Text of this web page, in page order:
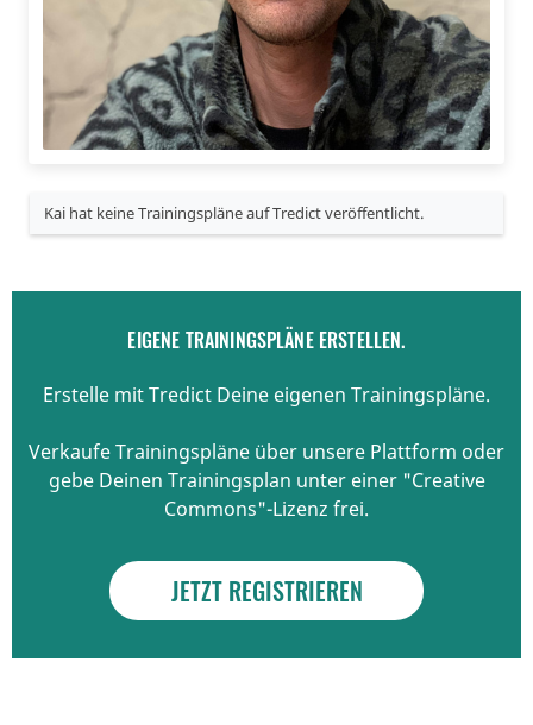
Kai hat keine Trainingspläne auf Tredict veröffentlicht.
EIGENE TRAININGSPLÄNE ERSTELLEN.
Erstelle mit Tredict Deine eigenen Trainingspläne.
Verkaufe Trainingspläne über unsere Plattform oder
gebe Deinen Trainingsplan unter einer "Creative
Commons"-Lizenz frei.
JETZT REGISTRIEREN